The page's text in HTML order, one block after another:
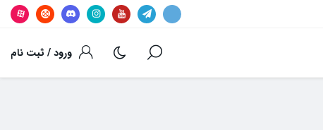
ورود / ثبت نام